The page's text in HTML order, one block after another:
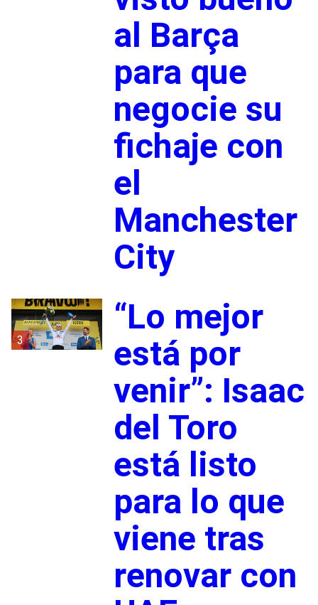
al Barça
para que
negocie su
fichaje con
el
Manchester
City
3
“Lo mejor
está por
venir”: Isaac
del Toro
está listo
para lo que
viene tras
renovar con